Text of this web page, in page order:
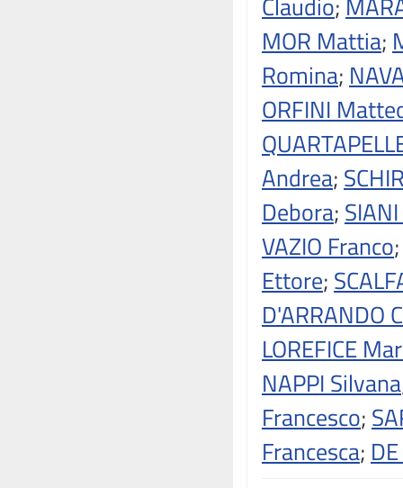
MOR Mattia;
Romina;
ORFINI
Andrea;
Debora;
VAZIO Franco
Ettore;
D'ARRANDO
LOREFICE
NAPPI Silvana
Francesco;
Francesca;